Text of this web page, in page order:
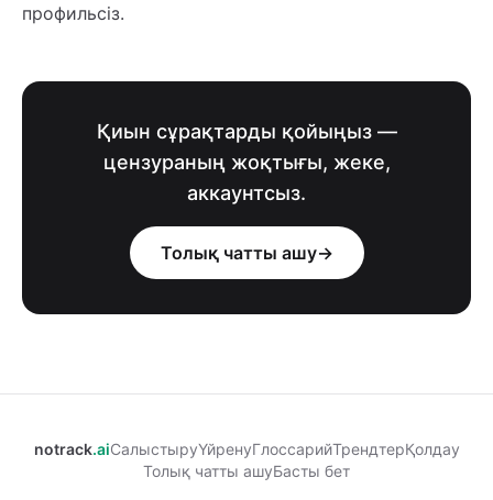
профильсіз.
Қиын сұрақтарды қойыңыз —
цензураның жоқтығы, жеке,
аккаунтсыз.
Толық чатты ашу→
notrack.aiСалыстыруҮйренуГлоссарийТрендтерҚолдау
Толық чатты ашуБасты бет